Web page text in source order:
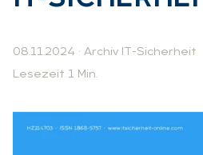
08.11.2024 · Archiv IT-Sicherheit
Lesezeit 1 Min.